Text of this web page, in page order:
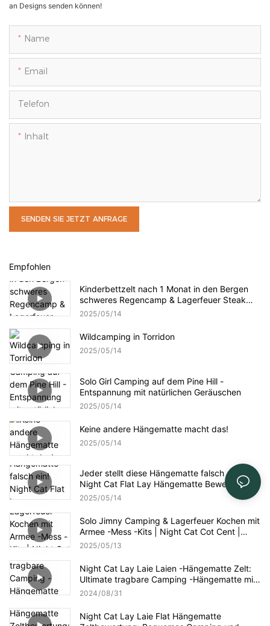
an Designs senden können!
Name
Email
Telefon
Inhalt
SENDEN SIE JETZT ANFRAGE
Empfohlen
Kinderbettzelt nach 1 Monat in den Bergen
schweres Regencamp & Lagerfeuer Steak
Night Cat Cot Tent Review
2025 05 14
Wildcamping in Torridon
2025 05 14
Solo Girl Camping auf dem Pine Hill -
Entspannung mit natürlichen Geräuschen
2025 05 14
Keine andere Hängematte macht das!
2025 05 14
Jeder stellt diese Hängematte falsch ein!
Night Cat Flat Lay Hängematte Bewertung
2025 05 14
Solo Jimny Camping & Lagerfeuer Kochen mit
Armee -Mess -Kits | Night Cat Cot Cent |
Natur ASMR
2025 05 13
Night Cat Lay Laie Laien -Hängematte Zelt:
Ultimate tragbare Camping -Hängematte mit
Moskitonetz für Adventure & Komfort
2024 08 31
Night Cat Lay Laie Flat Hängematte